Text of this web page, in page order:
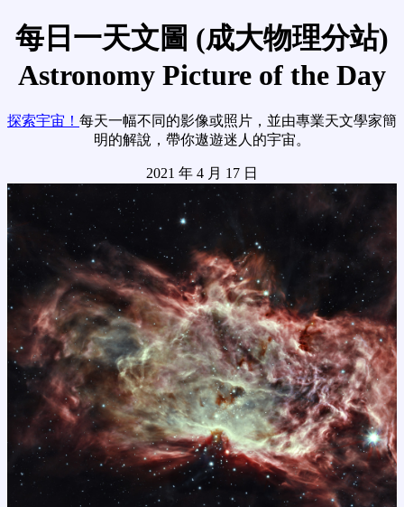
每日一天文圖 (成大物理分站)
Astronomy Picture of the Day
探索宇宙！ 每天一幅不同的影像或照片，並由專業天文學家簡
明的解說，帶你遨遊迷人的宇宙。
2021 年 4 月 17 日